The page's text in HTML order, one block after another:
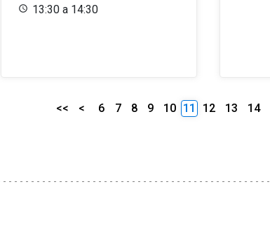
13:30 a 14:30
<< < 6 7 8 9 10 11 12 13 14